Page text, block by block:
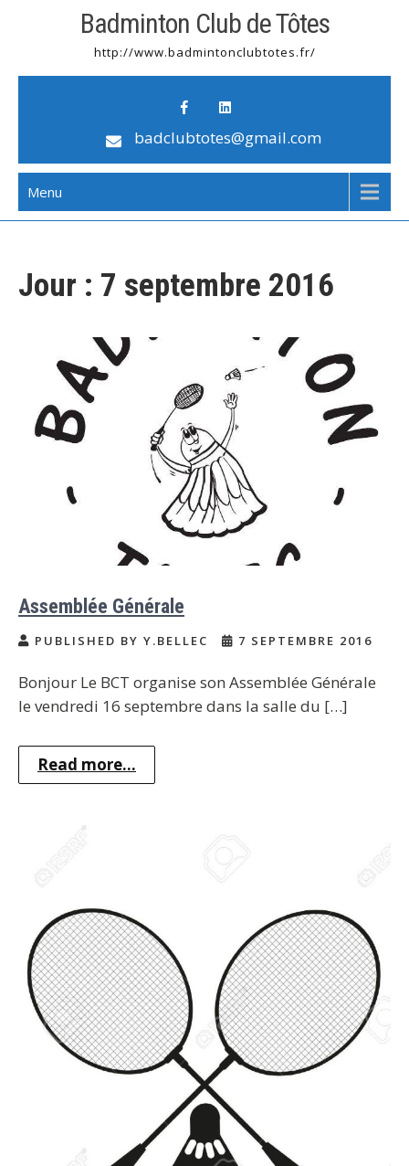
Badminton Club de Tôtes
http://www.badmintonclubtotes.fr/
badclubtotes@gmail.com
Menu
Jour : 7 septembre 2016
Assemblée Générale
PUBLISHED BY Y.BELLEC 7 SEPTEMBRE 2016
Bonjour Le BCT organise son Assemblée Générale
le vendredi 16 septembre dans la salle du […]
Read more...